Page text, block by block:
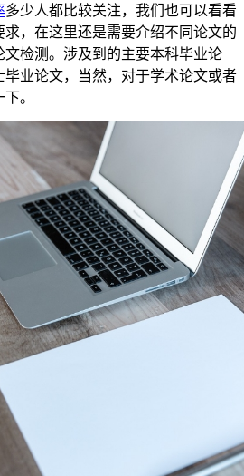
多少人都比较关注，我们也可以看看
，在这里还是需要介绍不同论文的
检测。涉及到的主要本科毕业论
业论文，当然，对于学术论文或者
。